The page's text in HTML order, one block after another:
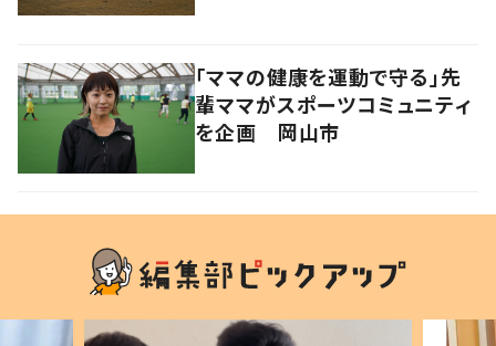
「ママの健康を運動で守る」先
輩ママがスポーツコミュニティ
を企画 岡山市